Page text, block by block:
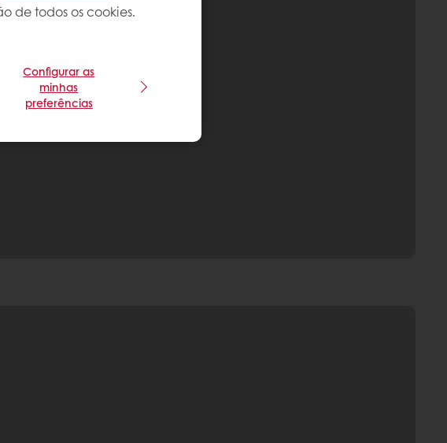
de todos os cookies.
Configurar as
minhas
preferências